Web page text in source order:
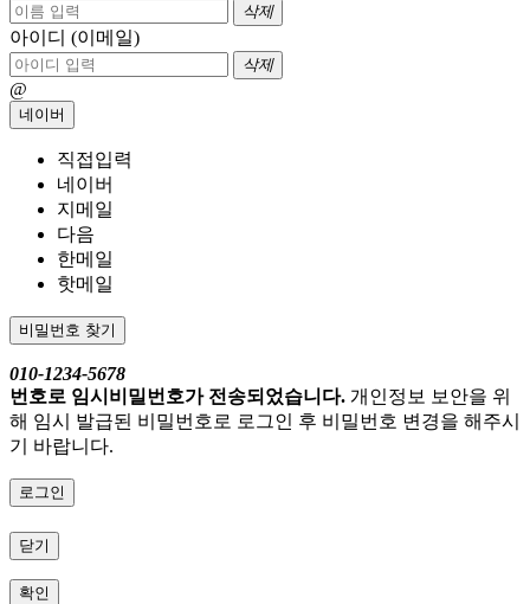
삭제
아이디 (이메일)
삭제
@
네이버
직접입력
네이버
지메일
다음
한메일
핫메일
비밀번호 찾기
010-1234-5678
번호로 임시비밀번호가 전송되었습니다. 개인정보 보안을 위
해 임시 발급된 비밀번호로 로그인 후 비밀번호 변경을 해주시
기 바랍니다.
로그인
닫기
확인